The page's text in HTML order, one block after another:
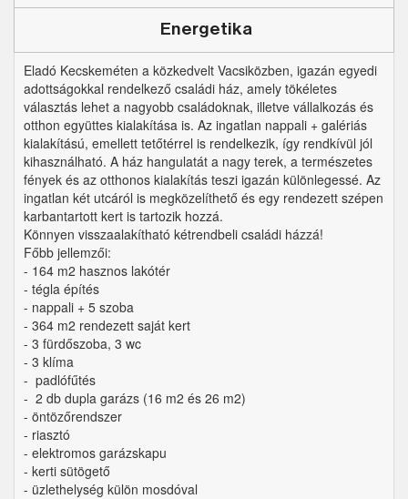
Energetika
Eladó Kecskeméten a közkedvelt Vacsiközben, igazán egyedi
adottságokkal rendelkező családi ház, amely tökéletes
választás lehet a nagyobb családoknak, illetve vállalkozás és
otthon együttes kialakítása is. Az ingatlan nappali + galériás
kialakítású, emellett tetőtérrel is rendelkezik, így rendkívül jól
kihasználható. A ház hangulatát a nagy terek, a természetes
fények és az otthonos kialakítás teszi igazán különlegessé. Az
ingatlan két utcáról is megközelíthető és egy rendezett szépen
karbantartott kert is tartozik hozzá.
Könnyen visszaalakítható kétrendbeli családi házzá!
Főbb jellemzői:
- 164 m2 hasznos lakótér
- tégla építés
- nappali + 5 szoba
- 364 m2 rendezett saját kert
- 3 fürdőszoba, 3 wc
- 3 klíma
- padlófűtés
- 2 db dupla garázs (16 m2 és 26 m2)
- öntözőrendszer
- riasztó
- elektromos garázskapu
- kerti sütögető
- üzlethelység külön mosdóval